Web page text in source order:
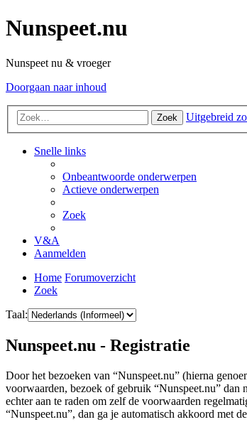
Nunspeet.nu
Nunspeet nu & vroeger
Doorgaan naar inhoud
Zoek Uitgebreid
Snelle links
Onbeantwoorde onderwerpen
Actieve onderwerpen
Zoek
V&A
Aanmelden
Home Forumoverzicht
Zoek
Taal:
Nunspeet.nu - Registratie
Door het bezoeken van “Nunspeet.nu” (hierna
voorwaarden, bezoek of gebruik “Nunspeet.nu” dan
echter aan te raden om zelf de voorwaarden
“Nunspeet.nu”, dan ga je automatisch akkoord met